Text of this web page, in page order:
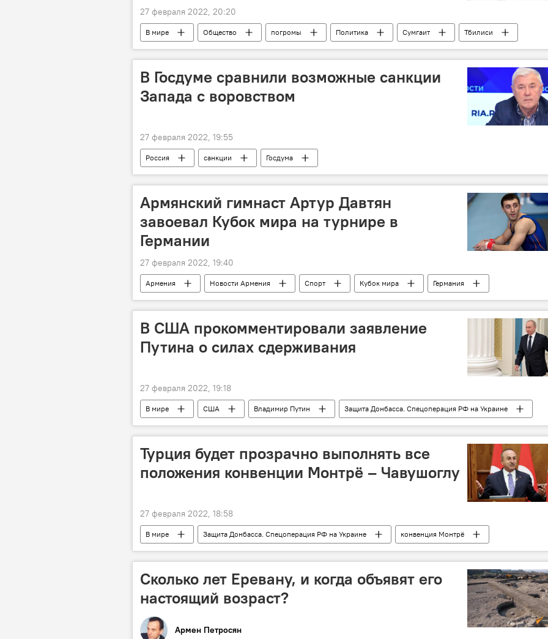
27 февраля 2022, 20:20
В мире Общество погромы Политика Сумгаит Тбилиси
В Госдуме сравнили возможные санкции
Запада с воровством
27 февраля 2022, 19:55
Россия санкции Госдума
Армянский гимнаст Артур Давтян
завоевал Кубок мира на турнире в
Германии
27 февраля 2022, 19:40
Армения Новости Армения Спорт Кубок мира Германия
В США прокомментировали заявление
Путина о силах сдерживания
27 февраля 2022, 19:18
В мире США Владимир Путин
Защита Донбасса. Спецоперация РФ на Украине
заявление
Турция будет прозрачно выполнять все
положения конвенции Монтрё – Чавушоглу
27 февраля 2022, 18:58
В мире Защита Донбасса. Спецоперация РФ на Украине
конвенция Монтрё
Турция
Мевлют Чавушоглу
Сколько лет Еревану, и когда объявят его
настоящий возраст?
Армен Петросян